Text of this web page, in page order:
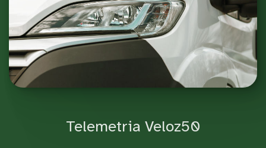
Telemetria Veloz50